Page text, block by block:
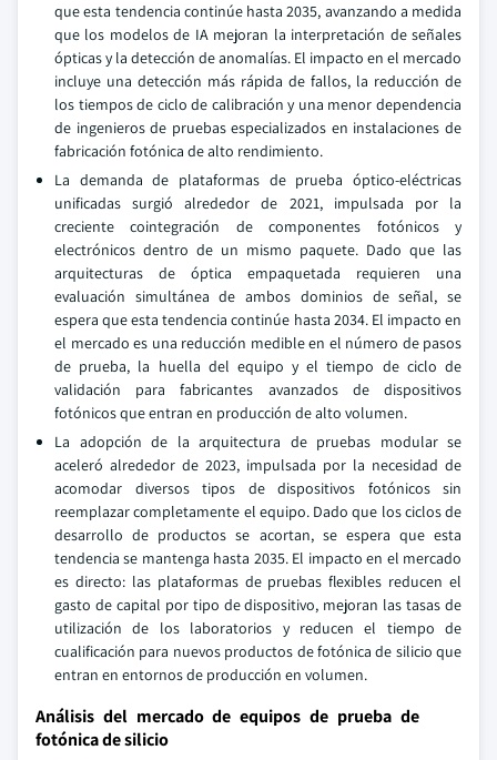
que esta tendencia continúe hasta 2035, avanzando a medida
que los modelos de IA mejoran la interpretación de señales
ópticas y la detección de anomalías. El impacto en el mercado
incluye una detección más rápida de fallos, la reducción de
los tiempos de ciclo de calibración y una menor dependencia
de ingenieros de pruebas especializados en instalaciones de
fabricación fotónica de alto rendimiento.
La demanda de plataformas de prueba óptico-eléctricas
unificadas surgió alrededor de 2021, impulsada por la
creciente cointegración de componentes fotónicos y
electrónicos dentro de un mismo paquete. Dado que las
arquitecturas de óptica empaquetada requieren una
evaluación simultánea de ambos dominios de señal, se
espera que esta tendencia continúe hasta 2034. El impacto en
el mercado es una reducción medible en el número de pasos
de prueba, la huella del equipo y el tiempo de ciclo de
validación para fabricantes avanzados de dispositivos
fotónicos que entran en producción de alto volumen.
La adopción de la arquitectura de pruebas modular se
aceleró alrededor de 2023, impulsada por la necesidad de
acomodar diversos tipos de dispositivos fotónicos sin
reemplazar completamente el equipo. Dado que los ciclos de
desarrollo de productos se acortan, se espera que esta
tendencia se mantenga hasta 2035. El impacto en el mercado
es directo: las plataformas de pruebas flexibles reducen el
gasto de capital por tipo de dispositivo, mejoran las tasas de
utilización de los laboratorios y reducen el tiempo de
cualificación para nuevos productos de fotónica de silicio que
entran en entornos de producción en volumen.
Análisis del mercado de equipos de prueba de
fotónica de silicio